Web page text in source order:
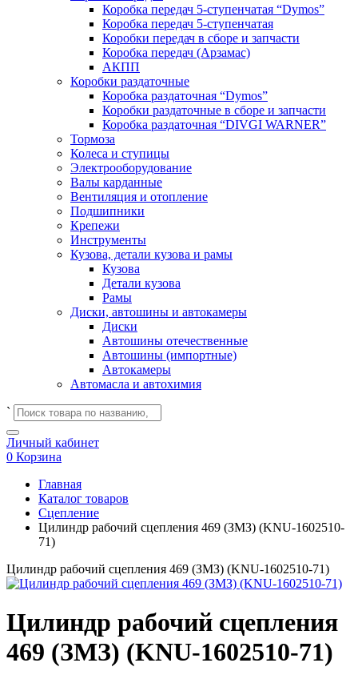
Коробка передач 5-ступенчатая “Dymos”
Коробка передач 5-ступенчатая
Коробки передач в сборе и запчасти
Коробка передач (Арзамас)
АКПП
Коробки раздаточные
Коробка раздаточная “Dymos”
Коробки раздаточные в сборе и запчасти
Коробка раздаточная “DIVGI WARNER”
Тормоза
Колеса и ступицы
Электрооборудование
Валы карданные
Вентиляция и отопление
Подшипники
Крепежи
Инструменты
Кузова, детали кузова и рамы
Кузова
Детали кузова
Рамы
Диски, автошины и автокамеры
Диски
Автошины отечественные
Автошины (импортные)
Автокамеры
Автомасла и автохимия
`
Личный кабинет
0 Корзина
Главная
Каталог товаров
Сцепление
Цилиндр рабочий сцепления 469 (ЗМЗ) (KNU-1602510-
71)
Цилиндр рабочий сцепления 469 (ЗМЗ) (KNU-1602510-71)
Цилиндр рабочий сцепления
469 (ЗМЗ) (KNU-1602510-71)